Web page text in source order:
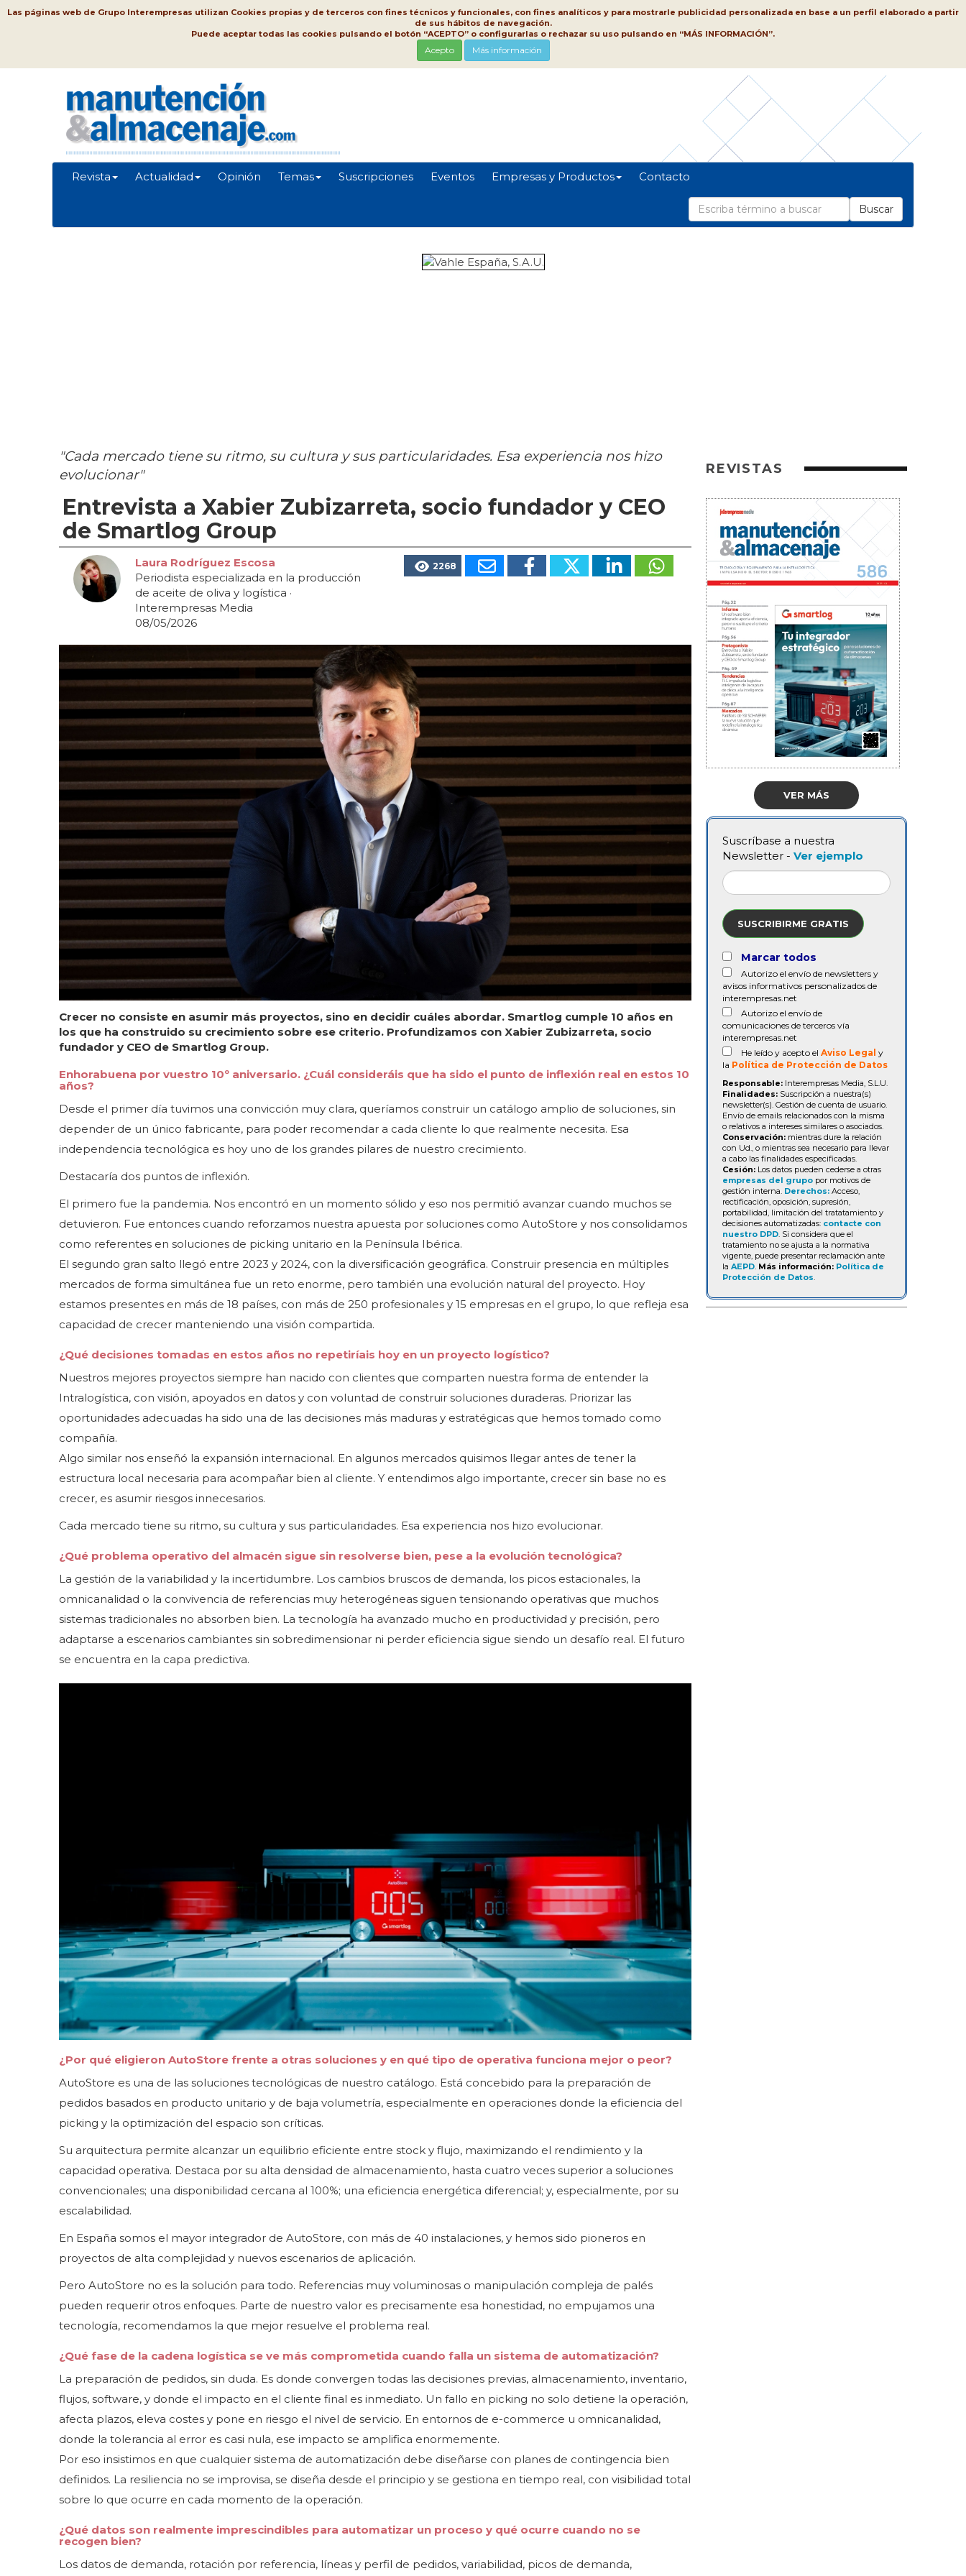
Las páginas web de Grupo Interempresas utilizan Cookies propias y de terceros con fines técnicos y funcionales, con fines analíticos y para mostrarle publicidad personalizada en base a un perfil elaborado a partir
de sus hábitos de navegación.
Puede aceptar todas las cookies pulsando el botón “ACEPTO” o configurarlas o rechazar su uso pulsando en “MÁS INFORMACIÓN”.
Acepto Más información
Revista Actualidad Opinión Temas Suscripciones Eventos Empresas y Productos Contacto
Buscar
"Cada mercado tiene su ritmo, su cultura y sus particularidades. Esa experiencia nos hizo
evolucionar"
Entrevista a Xabier Zubizarreta, socio fundador y CEO
de Smartlog Group
Laura Rodríguez Escosa
Periodista especializada en la producción
de aceite de oliva y logística ·
Interempresas Media
08/05/2026
2268
Crecer no consiste en asumir más proyectos, sino en decidir cuáles abordar. Smartlog cumple 10 años en
los que ha construido su crecimiento sobre ese criterio. Profundizamos con Xabier Zubizarreta, socio
fundador y CEO de Smartlog Group.
Enhorabuena por vuestro 10º aniversario. ¿Cuál consideráis que ha sido el punto de inflexión real en estos 10
años?
Desde el primer día tuvimos una convicción muy clara, queríamos construir un catálogo amplio de soluciones, sin
depender de un único fabricante, para poder recomendar a cada cliente lo que realmente necesita. Esa
independencia tecnológica es hoy uno de los grandes pilares de nuestro crecimiento.
Destacaría dos puntos de inflexión.
El primero fue la pandemia. Nos encontró en un momento sólido y eso nos permitió avanzar cuando muchos se
detuvieron. Fue entonces cuando reforzamos nuestra apuesta por soluciones como AutoStore y nos consolidamos
como referentes en soluciones de picking unitario en la Península Ibérica.
El segundo gran salto llegó entre 2023 y 2024, con la diversificación geográfica. Construir presencia en múltiples
mercados de forma simultánea fue un reto enorme, pero también una evolución natural del proyecto. Hoy
estamos presentes en más de 18 países, con más de 250 profesionales y 15 empresas en el grupo, lo que refleja esa
capacidad de crecer manteniendo una visión compartida.
¿Qué decisiones tomadas en estos años no repetiríais hoy en un proyecto logístico?
Nuestros mejores proyectos siempre han nacido con clientes que comparten nuestra forma de entender la
Intralogística, con visión, apoyados en datos y con voluntad de construir soluciones duraderas. Priorizar las
oportunidades adecuadas ha sido una de las decisiones más maduras y estratégicas que hemos tomado como
compañía.
Algo similar nos enseñó la expansión internacional. En algunos mercados quisimos llegar antes de tener la
estructura local necesaria para acompañar bien al cliente. Y entendimos algo importante, crecer sin base no es
crecer, es asumir riesgos innecesarios.
Cada mercado tiene su ritmo, su cultura y sus particularidades. Esa experiencia nos hizo evolucionar.
¿Qué problema operativo del almacén sigue sin resolverse bien, pese a la evolución tecnológica?
La gestión de la variabilidad y la incertidumbre. Los cambios bruscos de demanda, los picos estacionales, la
omnicanalidad o la convivencia de referencias muy heterogéneas siguen tensionando operativas que muchos
sistemas tradicionales no absorben bien. La tecnología ha avanzado mucho en productividad y precisión, pero
adaptarse a escenarios cambiantes sin sobredimensionar ni perder eficiencia sigue siendo un desafío real. El futuro
se encuentra en la capa predictiva.
¿Por qué eligieron AutoStore frente a otras soluciones y en qué tipo de operativa funciona mejor o peor?
AutoStore es una de las soluciones tecnológicas de nuestro catálogo. Está concebido para la preparación de
pedidos basados en producto unitario y de baja volumetría, especialmente en operaciones donde la eficiencia del
picking y la optimización del espacio son críticas.
Su arquitectura permite alcanzar un equilibrio eficiente entre stock y flujo, maximizando el rendimiento y la
capacidad operativa. Destaca por su alta densidad de almacenamiento, hasta cuatro veces superior a soluciones
convencionales; una disponibilidad cercana al 100%; una eficiencia energética diferencial; y, especialmente, por su
escalabilidad.
En España somos el mayor integrador de AutoStore, con más de 40 instalaciones, y hemos sido pioneros en
proyectos de alta complejidad y nuevos escenarios de aplicación.
Pero AutoStore no es la solución para todo. Referencias muy voluminosas o manipulación compleja de palés
pueden requerir otros enfoques. Parte de nuestro valor es precisamente esa honestidad, no empujamos una
tecnología, recomendamos la que mejor resuelve el problema real.
¿Qué fase de la cadena logística se ve más comprometida cuando falla un sistema de automatización?
La preparación de pedidos, sin duda. Es donde convergen todas las decisiones previas, almacenamiento, inventario,
flujos, software, y donde el impacto en el cliente final es inmediato. Un fallo en picking no solo detiene la operación,
afecta plazos, eleva costes y pone en riesgo el nivel de servicio. En entornos de e-commerce u omnicanalidad,
donde la tolerancia al error es casi nula, ese impacto se amplifica enormemente.
Por eso insistimos en que cualquier sistema de automatización debe diseñarse con planes de contingencia bien
definidos. La resiliencia no se improvisa, se diseña desde el principio y se gestiona en tiempo real, con visibilidad total
sobre lo que ocurre en cada momento de la operación.
¿Qué datos son realmente imprescindibles para automatizar un proceso y qué ocurre cuando no se
recogen bien?
Los datos de demanda, rotación por referencia, líneas y perfil de pedidos, variabilidad, picos de demanda,
REVISTAS
VER MÁS
Suscríbase a nuestra
Newsletter - Ver ejemplo
SUSCRIBIRME GRATIS
Marcar todos
Autorizo el envío de newsletters y
avisos informativos personalizados de
interempresas.net
Autorizo el envío de
comunicaciones de terceros vía
interempresas.net
He leído y acepto el Aviso Legal y
la Política de Protección de Datos
Responsable: Interempresas Media, S.L.U.
Finalidades: Suscripción a nuestra(s)
newsletter(s). Gestión de cuenta de usuario.
Envío de emails relacionados con la misma
o relativos a intereses similares o asociados.
Conservación: mientras dure la relación
con Ud., o mientras sea necesario para llevar
a cabo las finalidades especificadas.
Cesión: Los datos pueden cederse a otras
empresas del grupo por motivos de
gestión interna. Derechos: Acceso,
rectificación, oposición, supresión,
portabilidad, limitación del tratatamiento y
decisiones automatizadas: contacte con
nuestro DPD. Si considera que el
tratamiento no se ajusta a la normativa
vigente, puede presentar reclamación ante
la AEPD. Más información: Política de
Protección de Datos.